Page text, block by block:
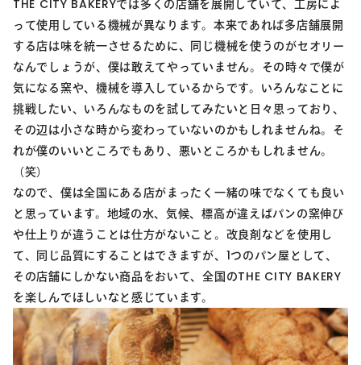
THE CITY BAKERYでは多くの店舗を展開していて、工房によ
って使用している機械が異なります。本来であれば多店舗展開
する店は味を統一させるために、同じ機械を使うのがセオリー
なんでしょうが、僕は敢えてやっていません。その時々で僕が
気になる窯や、機械を導入しているからです。いろんなことに
挑戦したい、いろんなものを試してみたいと日々思っており、
その辺は小さな時から変わっていないのかもしれませんね。そ
れが僕のいいところでもあり、悪いところかもしれません。
（笑）
なので、僕は全国にある店がまったく一緒の味でなくても良い
と思っています。地域の水、気候、標高が違えばパンの窯伸び
や仕上りが違うことは仕方がないこと。改良剤などを使用し
て、同じ品質にすることはできますが、1つのパン屋として、
その店舗にしかない商品をおいて、全国のTHE CITY BAKERY
を楽しんでほしいなと感じています。